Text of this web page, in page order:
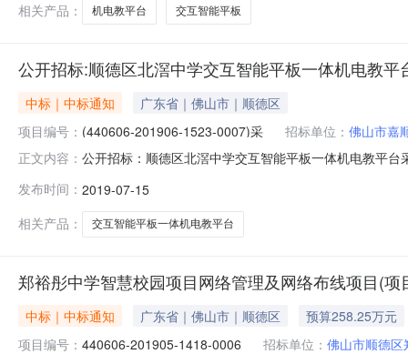
相关产品：
机电教平台 交互智能平板
公开招标:顺德区北滘中学交互智能平板一体机电教平
中标｜中标通知
广东省｜佛山市｜顺德区
项目编号： (440606-201906-1523-0007)采 招标单位： 佛山市嘉
正文内容： 公开招标：顺德区北滘中学交互智能平板一体机电教平
购项目名称：顺德区北滘中学交互智能平板一体机电教
发布时间： 2019-07-15
相关产品：
交互智能平板一体机电教平台
郑裕彤中学智慧校园项目网络管理及网络布线项目(
中标｜中标通知 广东省｜佛山市｜顺德区
预算258.25万元
项目编号： 440606-201905-1418-0006 招标单位： 佛山市顺德区